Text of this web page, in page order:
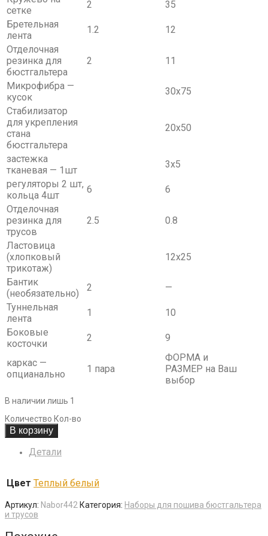
сетке
2
35
Бретельная
лента
1.2
12
Отделочная
резинка для
бюстгальтера
2 11
Микрофибра —
кусок
30х75
Стабилизатор
для укрепления
стана
бюстгальтера
20х50
застежка
тканевая — 1шт
3х5
регуляторы 2 шт,
кольца 4шт
6
6
Отделочная
резинка для
трусов
2.5 0.8
Ластовица
(хлопковый
трикотаж)
12х25
Бантик
(необязательно)
2
—
Туннельная
лента
1
10
Боковые
косточки
2 9
каркас —
опцианально
1 пара
ФОРМА и
РАЗМЕР на Ваш
выбор
В наличии лишь 1
Количество Кол-во
В корзину
Детали
Цвет Теплый белый
Артикул: Nabor442 Категория: Наборы для пошива бюстгальтера
и трусов